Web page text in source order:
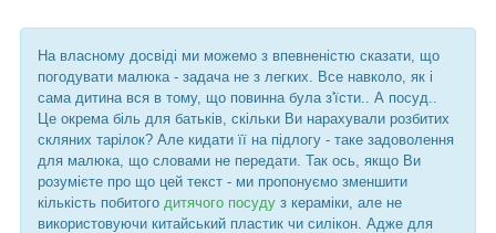
На власному досвіді ми можемо з впевненістю сказати, що
погодувати малюка - задача не з легких. Все навколо, як і
сама дитина вся в тому, що повинна була з'їсти.. А посуд..
Це окрема біль для батьків, скільки Ви нарахували розбитих
скляних тарілок? Але кидати її на підлогу - таке задоволення
для малюка, що словами не передати. Так ось, якщо Ви
розумієте про що цей текст - ми пропонуємо зменшити
кількість побитого дитячого посуду з кераміки, але не
використовуючи китайський пластик чи силікон. Адже для